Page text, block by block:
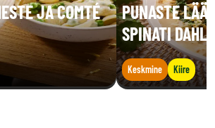
JA COMTÉ
PUNASTE
SPINATI DAHL
Keskmine Kiire